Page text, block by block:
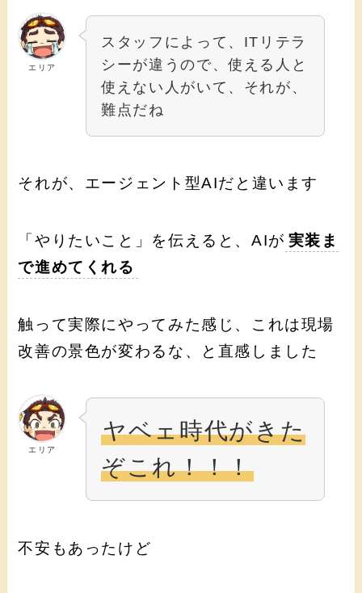
エリア
スタッフによって、ITリテラ
シーが違うので、使える人と
使えない人がいて、それが、
難点だね
それが、エージェント型AIだと違います
「やりたいこと」を伝えると、AIが 実装ま
で進めてくれる
触って実際にやってみた感じ、これは現場
改善の景色が変わるな、と直感しました
エリア
ヤベェ時代がきた
ぞこれ！！！
不安もあったけど